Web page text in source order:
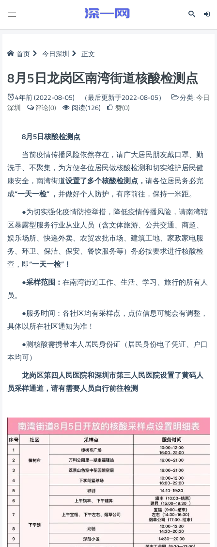
首页 今日深圳 正文
8月5日龙岗区南湾街道核酸检测点
4年前 (2022-08-05) （最后更新于2022-08-05） 分类:今日
深圳
评论(0) 阅读(126) 赞(0)
8月5日核酸检测点
当前疫情传播风险依然存在，请广大居民朋友戴口罩、勤
洗手、不聚集，为方便各位居民做核酸检测和切实维护居民健
康安全，南湾街道设置了多个核酸检测点， 请各位居民务必完
成“一天一检” ， 并做好个人防护，有序前往，保持一米距。
●为切实强化疫情防控举措，降低疫情传播风险，请南湾辖
区暴露型服务行业从业人员（含文体旅游、公共交通、商超、
娱乐场所、快递外卖、农贸农批市场、建筑工地、家政家电服
务、环卫、保洁、保安、餐饮服务等）务必按要求进行核酸检
查，即“一天一检”！
●采样范围： 在南湾街道工作、生活、学习、旅行的所有人
员。
●服务时间：各社区均有采样点，点位信息可能会有调整，
具体以所在社区通知为准！
●测核酸需携带本人居民身份证（居民身份电子凭证、户口
本均可）
龙岗区第四人民医院和深圳市第三人民医院设置了黄码人
员采样通道，请有需要人员自行前往检测